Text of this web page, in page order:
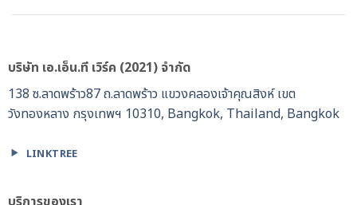
บริษัท เอ.เอ็น.ที เวิร์ค (2021) จำกัด
138 ซ.ลาดพร้าว87 ถ.ลาดพร้าว แขวงคลองเจ้าคุณสิงห์ เขต
วังทองหลาง กรุงเทพฯ 10310, Bangkok, Thailand, Bangkok
LINKTREE